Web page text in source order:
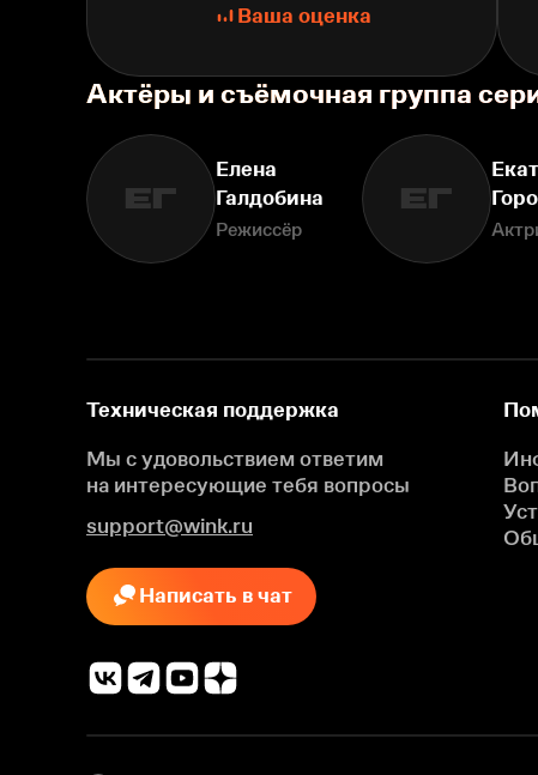
Ваша оценка
Актёры и съёмочная группа
ЕГ
Елена
Галдобина
Режиссёр
ЕГ
Техническая поддержка
Мы с удовольствием ответим
на интересующие тебя вопросы
support@wink.ru
Написать в чат